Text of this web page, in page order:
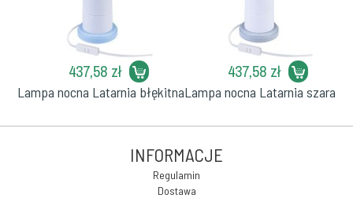
437,58 zł
Lampa nocna Latarnia błękitna
437,58 zł
Lampa nocna Latarnia szara
INFORMACJE
Regulamin
Dostawa